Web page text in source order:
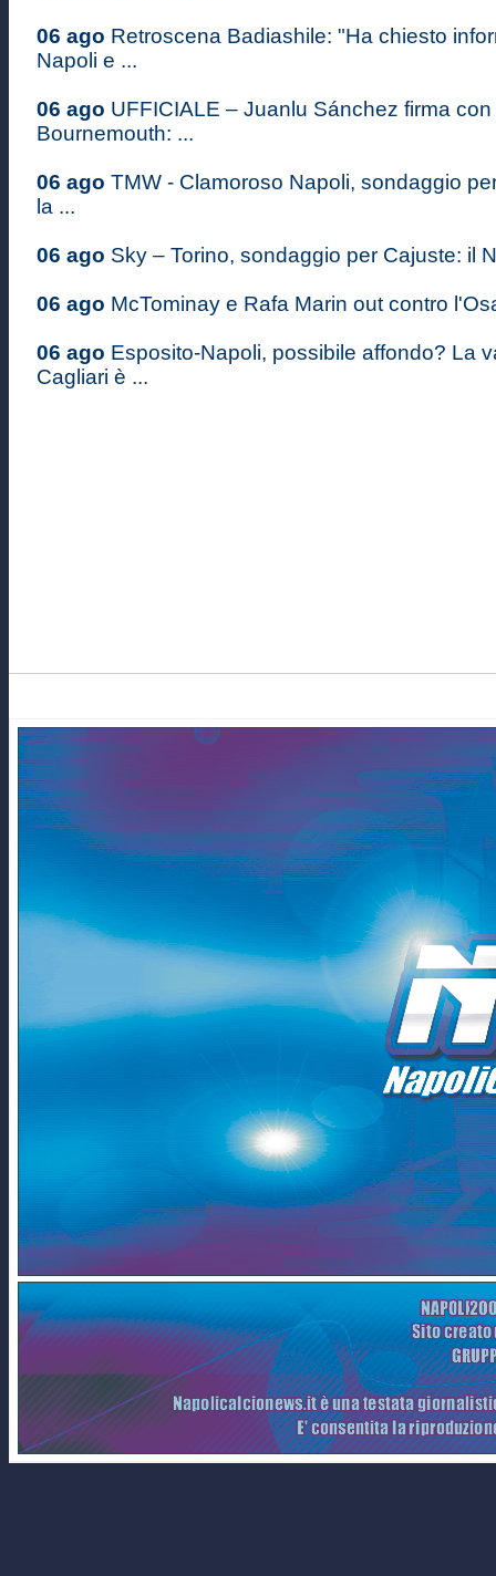
06 ago Retroscena Badiashile: "Ha chiesto
Napoli e ...
06 ago UFFICIALE – Juanlu Sánchez firma con
Bournemouth: ...
06 ago TMW - Clamoroso Napoli, sondaggio
la ...
06 ago Sky – Torino, sondaggio per Cajuste: il
06 ago McTominay e Rafa Marin out contro
06 ago Esposito-Napoli, possibile affondo? La
Cagliari è ...